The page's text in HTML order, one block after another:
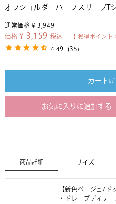
オフショルダーハーフスリーブT
通常価格 ¥ 3,949
価格 ¥ 3,159 税込 【 獲得ポイント：
4.49 (35)
カート
お気に入りに追加する
商品詳細 サイズ
【新色ベージュ/ド
・ドレープディテ